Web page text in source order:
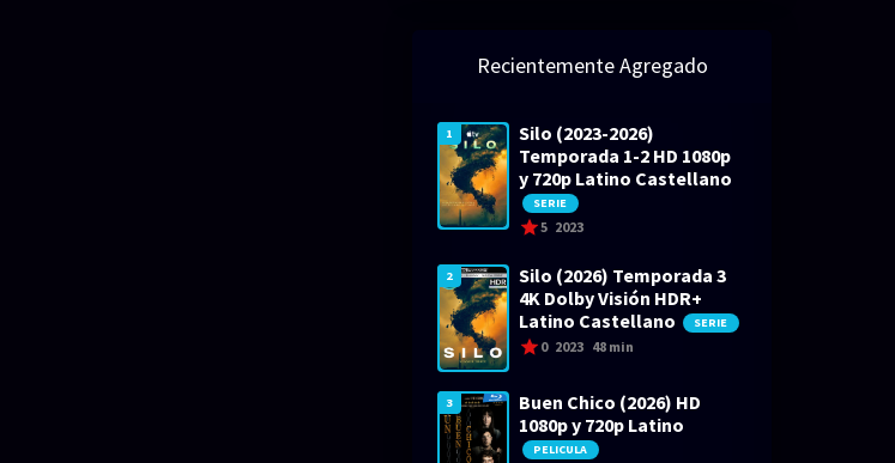
Recientemente Agregado
1
Silo (2023-2026)
Temporada 1-2 HD 1080p
y 720p Latino Castellano
SERIE
5 2023
2
Silo (2026) Temporada 3
4K Dolby Visión HDR+
Latino Castellano
SERIE
0 2023 48 min
3
Buen Chico (2026) HD
1080p y 720p Latino
PELICULA